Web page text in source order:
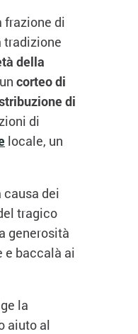
frazione di
tradizione
della
corteo di
di
di
locale, un
causa dei
tragico
generosità
e baccalà ai
la
aiuto al